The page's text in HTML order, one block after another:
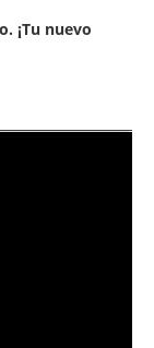
¡Tu nuevo